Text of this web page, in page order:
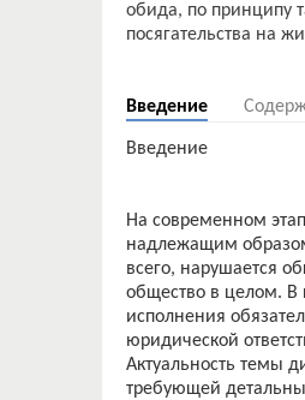
обида, по принципу
посягательства на
Введение
Введение